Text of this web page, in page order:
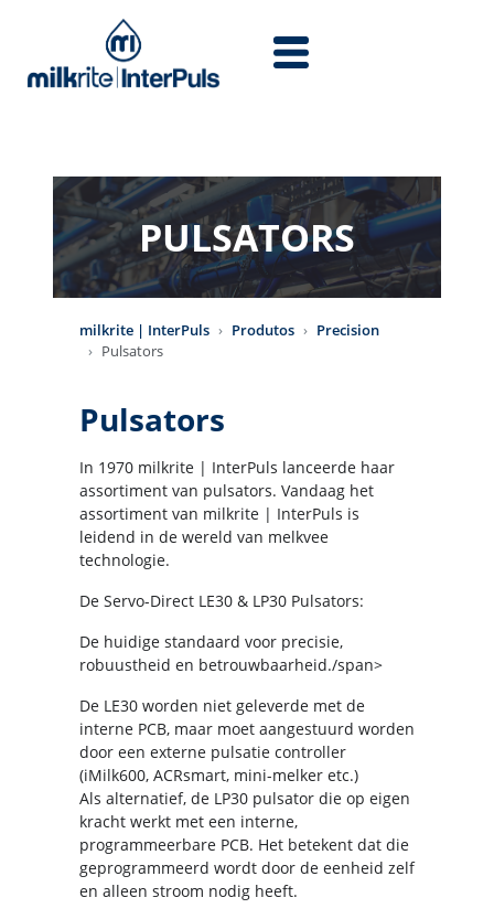
PULSATORS
milkrite | InterPuls Produtos
Precision
Pulsators
Pulsators
In 1970 milkrite | InterPuls lanceerde haar
assortiment van pulsators. Vandaag het
assortiment van milkrite | InterPuls is
leidend in de wereld van melkvee
technologie.
De Servo-Direct LE30 & LP30 Pulsators:
De huidige standaard voor precisie,
robuustheid en betrouwbaarheid./span>
De LE30 worden niet geleverde met de
interne PCB, maar moet aangestuurd worden
door een externe pulsatie controller
(iMilk600, ACRsmart, mini-melker etc.)
Als alternatief, de LP30 pulsator die op eigen
kracht werkt met een interne,
programmeerbare PCB. Het betekent dat die
geprogrammeerd wordt door de eenheid zelf
en alleen stroom nodig heeft.